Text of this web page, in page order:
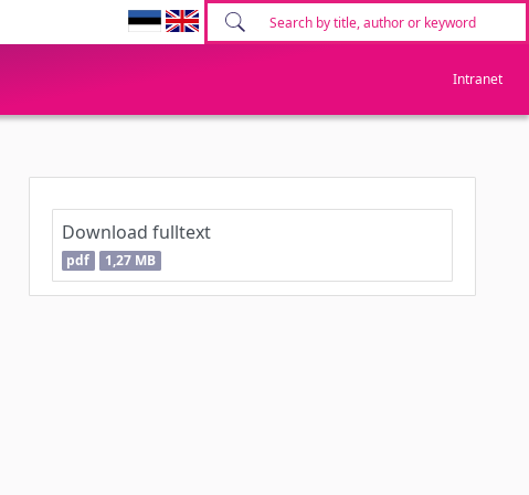
Intranet
Download fulltext
pdf 1,27 MB